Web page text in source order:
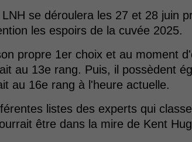
se déroulera les 27 et 28 juin
les espoirs de la cuvée 2025.
propre 1er choix et au moment
au 13e rang. Puis, il possèdent
au 16e rang à l'heure actuelle.
listes des experts qui
être dans la mire de Kent